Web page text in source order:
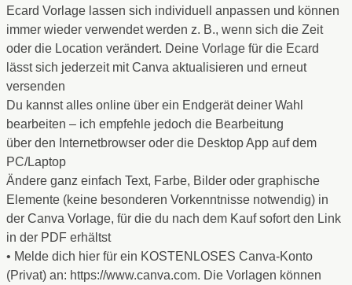
Ecard Vorlage lassen sich individuell anpassen und können
immer wieder verwendet werden z. B., wenn sich die Zeit
oder die Location verändert. Deine Vorlage für die Ecard
lässt sich jederzeit mit Canva aktualisieren und erneut
versenden
Du kannst alles online über ein Endgerät deiner Wahl
bearbeiten – ich empfehle jedoch die Bearbeitung
über den Internetbrowser oder die Desktop App auf dem
PC/Laptop
Ändere ganz einfach Text, Farbe, Bilder oder graphische
Elemente (keine besonderen Vorkenntnisse notwendig) in
der Canva Vorlage, für die du nach dem Kauf sofort den Link
in der PDF erhältst
• Melde dich hier für ein KOSTENLOSES Canva-Konto
(Privat) an: https://www.canva.com. Die Vorlagen können